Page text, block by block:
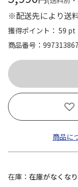
※配送先により送
獲得ポイント： 59 pt
商品番号
商品に
在庫 在庫がなくなり